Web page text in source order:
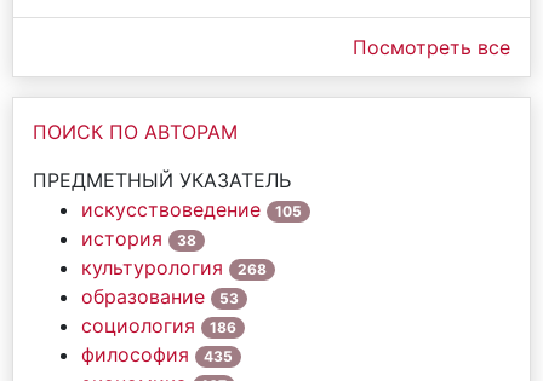
Посмотреть все
ПОИСК ПО АВТОРАМ
ПРЕДМЕТНЫЙ УКАЗАТЕЛЬ
искусствоведение
105
история 38
культурология 268
образование 53
социология 186
философия 435